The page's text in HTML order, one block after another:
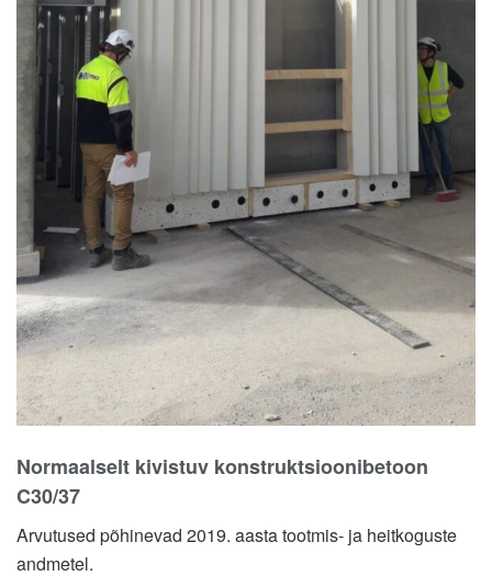
Normaalselt kivistuv konstruktsioonibetoon
C30/37
Arvutused põhinevad 2019. aasta tootmis- ja heitkoguste
andmetel.